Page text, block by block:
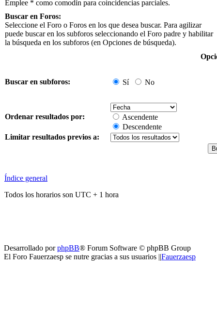
Emplee * como comodín para coincidencias parciales.
Buscar en Foros:
Seleccione el Foro o Foros en los que desea buscar. Para agilizar
puede buscar en los subforos seleccionando el Foro padre y habilitar
la búsqueda en los subforos (en Opciones de búsqueda).
Buscar en subforos: Sí No
Ordenar resultados por:
Ascendente
Descendente
Limitar resultados previos a:
Índice general
Todos los horarios son UTC + 1 hora
Desarrollado porphpBB® Forum Software © phpBB Group
El Foro Fauerzaesp se nutre gracias a sus usuarios ||Fauerzaesp